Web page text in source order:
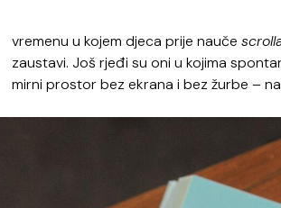
vremenu u kojem djeca prije nauče
zaustavi. Još rjeđi su oni u kojima
mirni prostor bez ekrana i bez žurbe –